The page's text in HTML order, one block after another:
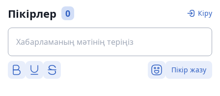
Пікірлер 0 Кіру
Пікір жазу